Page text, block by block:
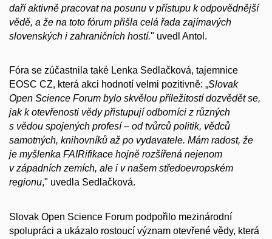
daří aktivně pracovat na posunu v přístupu k odpovědnější
vědě, a že na toto fórum přišla celá řada zajímavých
slovenských i zahraničních hostí." uvedl Antol.
Fóra se zúčastnila také Lenka Sedlačková, tajemnice
EOSC CZ, která akci hodnotí velmi pozitivně: „Slovak
Open Science Forum bylo skvělou příležitostí dozvědět se,
jak k otevřenosti vědy přistupují odborníci z různých
s vědou spojených profesí – od tvůrců politik, vědců
samotných, knihovníků až po vydavatele. Mám radost, že
je myšlenka FAIRifikace hojně rozšířená nejenom
v západních zemích, ale i v našem středoevropském
regionu," uvedla Sedlačková.
Slovak Open Science Forum podpořilo mezinárodní
spolupráci a ukázalo rostoucí význam otevřené vědy, která